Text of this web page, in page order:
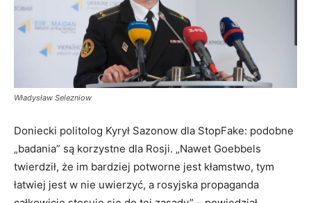
Władysław Selezniow
Doniecki politolog Kyrył Sazonow dla StopFake: podobne
„badania” są korzystne dla Rosji. „Nawet Goebbels
twierdził, że im bardziej potworne jest kłamstwo, tym
łatwiej jest w nie uwierzyć, a rosyjska propaganda